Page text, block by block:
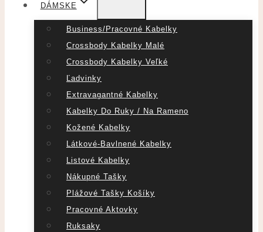
DÁMSKE
Business/pracovné Kabelky
Crossbody Kabelky Malé
Crossbody Kabelky Veľké
Ľadvinky
Extravagantné Kabelky
Kabelky Do Ruky / Na Rameno
Kožené Kabelky
Látkové-Bavlnené Kabelky
Listové Kabelky
Nákupné Tašky
Plážové Tašky Košíky
Pracovné Aktovky
Ruksaky